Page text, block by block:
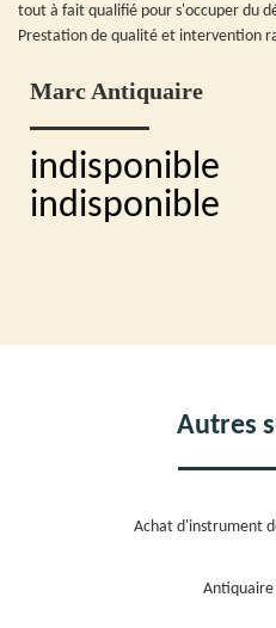
tout à fait qualifié pour s'occuper du
Prestation de qualité et intervention
Marc Antiquaire
indisponible
indisponible
Autres
Achat d'instrument